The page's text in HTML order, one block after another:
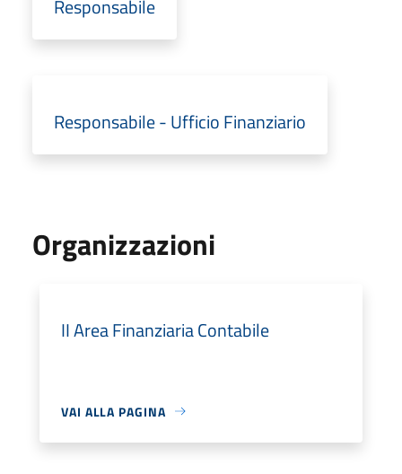
Responsabile
Responsabile - Ufficio Finanziario
Organizzazioni
II Area Finanziaria Contabile
VAI ALLA PAGINA